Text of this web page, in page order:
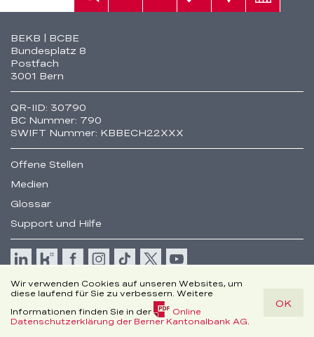
Cookie
Disclaimer
Wir verwenden Cookies auf unseren Websites, um
diese laufend für Sie zu verbessern. Weitere
Informationen finden Sie in der
Online
Datenschutzerklärung der Berner Kantonalbank AG.
OK
Fusszeile
BEKB | BCBE
Bundesplatz 8
Postfach
3001 Bern
QR-IID: 30790
BC Nummer: 790
SWIFT Nummer: KBBECH22XXX
Offene Stellen
Medien
Glossar
Support und Hilfe
© Berner Kantonalbank AG
Rechtliche Hinweise